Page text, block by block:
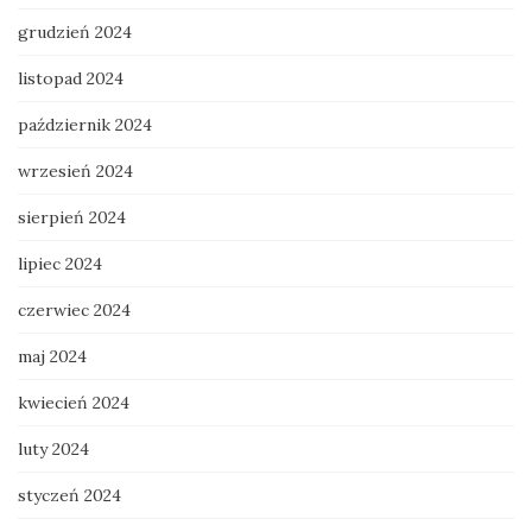
grudzień 2024
listopad 2024
październik 2024
wrzesień 2024
sierpień 2024
lipiec 2024
czerwiec 2024
maj 2024
kwiecień 2024
luty 2024
styczeń 2024